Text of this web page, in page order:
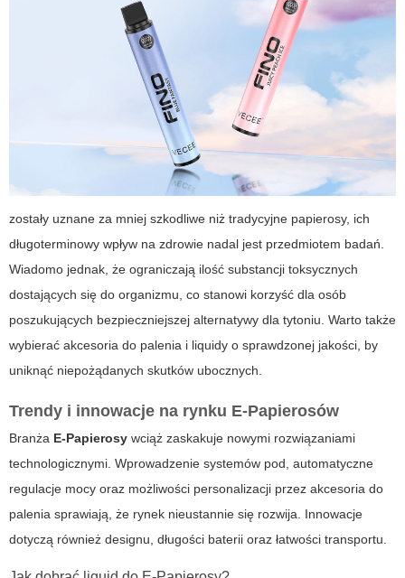
zostały uznane za mniej szkodliwe niż tradycyjne papierosy, ich
długoterminowy wpływ na zdrowie nadal jest przedmiotem badań.
Wiadomo jednak, że ograniczają ilość substancji toksycznych
dostających się do organizmu, co stanowi korzyść dla osób
poszukujących bezpieczniejszej alternatywy dla tytoniu. Warto także
wybierać akcesoria do palenia i liquidy o sprawdzonej jakości, by
uniknąć niepożądanych skutków ubocznych.
Trendy i innowacje na rynku E-Papierosów
Branża E-Papierosy wciąż zaskakuje nowymi rozwiązaniami
technologicznymi. Wprowadzenie systemów pod, automatyczne
regulacje mocy oraz możliwości personalizacji przez akcesoria do
palenia sprawiają, że rynek nieustannie się rozwija. Innowacje
dotyczą również designu, długości baterii oraz łatwości transportu.